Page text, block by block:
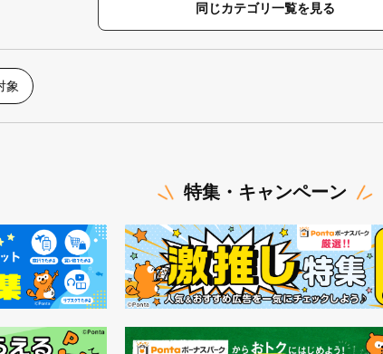
同じカテゴリ一覧を見る
象
特集・キャンペーン